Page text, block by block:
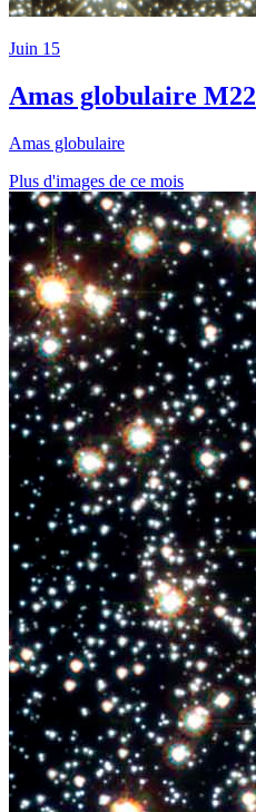
Juin 15
Amas globulaire M22
Amas globulaire
Plus d'images de ce mois